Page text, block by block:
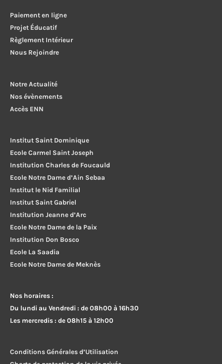
Paiement en ligne
Projet Éducatif
Règlement Intérieur
Nous Rejoindre
Notre Actualité
Nos évènements
Accès ENN
Institut Saint Dominique
Ecole Carmel Saint Joseph
Institution Charles de Foucauld
Ecole Notre Dame d’Ain Sebaa
Institut le Nid Familial
Institut Saint Gabriel
Institution Jeanne d’Arc
Ecole Notre Dame de la Paix
Institution Don Bosco
Ecole La Saadia
Ecole Notre Dame de Meknès
Nos horaires :
Du lundi au Vendredi : de 08h00 à 16h30
Les mercredis : de 08h15 à 12h00
Conditions Générales d’Utilisation